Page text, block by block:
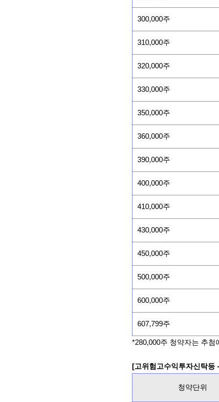
300,000주
310,000주
320,000주
330,000주
350,000주
360,000주
390,000주
400,000주
410,000주
430,000주
450,000주
500,000주
600,000주
607,799주
*280,000주 청약자는 추
[고위험고수익투자신탁등
청약단위